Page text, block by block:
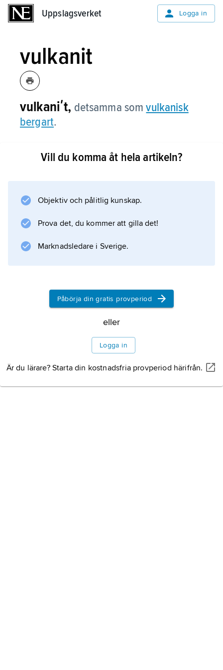
Uppslagsverket Logga in
vulkanit
vulkaniʹt, detsamma somvulkanisk
bergart.
Vill du komma åt hela artikeln?
Objektiv och pålitlig kunskap.
Prova det, du kommer att gilla det!
Marknadsledare i Sverige.
Påbörja din gratis provperiod
eller
Logga in
Är du lärare? Starta din kostnadsfria provperiod härifrån.